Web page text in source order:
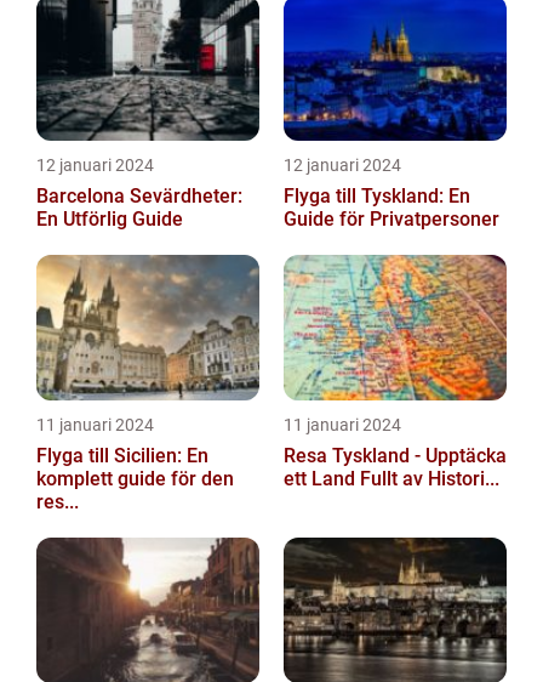
12 januari 2024
Barcelona Sevärdheter:
En Utförlig Guide
12 januari 2024
Flyga till Tyskland: En
Guide för Privatpersoner
11 januari 2024
Flyga till Sicilien: En
komplett guide för den
res...
11 januari 2024
Resa Tyskland - Upptäcka
ett Land Fullt av Histori...